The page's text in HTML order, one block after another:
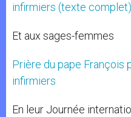
infirmiers (texte complet)
Et aux sages-femmes
Prière du pape François
infirmiers
En leur Journée